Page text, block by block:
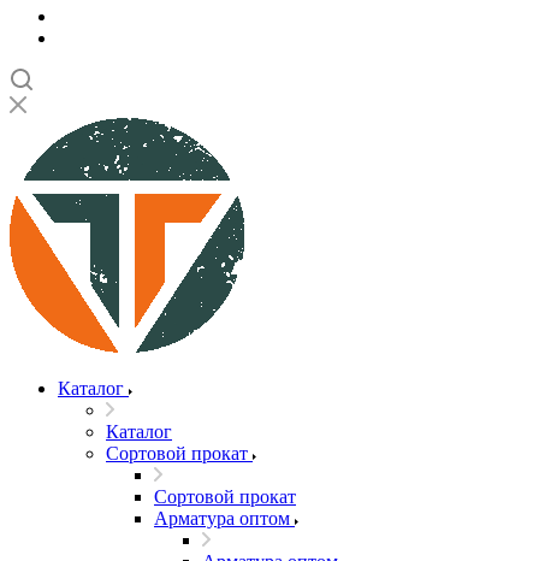
Каталог
Каталог
Сортовой прокат
Сортовой прокат
Арматура оптом